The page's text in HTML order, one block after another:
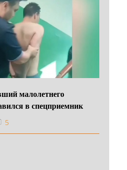
малолетнего
в спецприемник
5